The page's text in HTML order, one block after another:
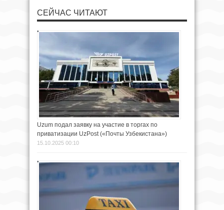
СЕЙЧАС ЧИТАЮТ
Uzum подал заявку на участие в торгах по
приватизации UzPost («Почты Узбекистана»)
15.10.2025 00:10